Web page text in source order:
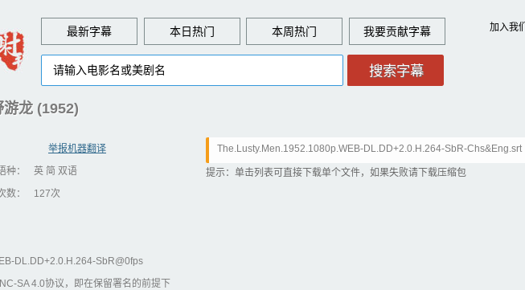
最新字幕 本日热门 本周热门 贡献字幕 加入我们
龙 (1952)
举报机器翻译
种：
英 简 双语
数：
127次
DL.DD+2.0.H.264-SbR@0fps
SA 4.0协议，即在保留署名的前提下
The.Lusty.Men.1952.1080p.WEB-DL.DD+2.0.H.264-SbR-Chs&Eng.srt
提示：单击列表可直接下载单个文件，如果失败请下载压缩包